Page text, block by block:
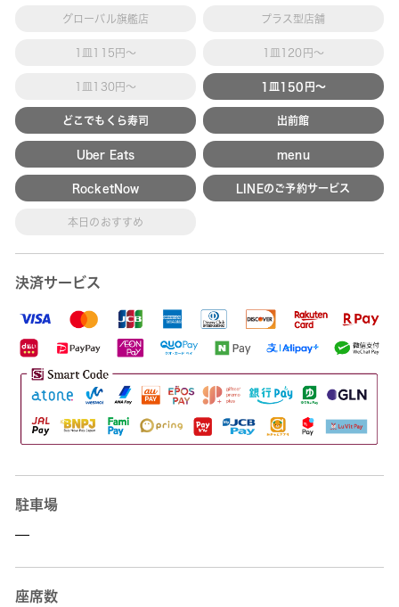
グローバル旗艦店 プラス型店舗
1皿115円～ 1皿120円～
1皿130円～ 1皿150円～
どこでもくら寿司 出前館
Uber Eats menu
RocketNow LINEのご予約サービス
本日のおすすめ
決済サービス
駐車場
—
座席数